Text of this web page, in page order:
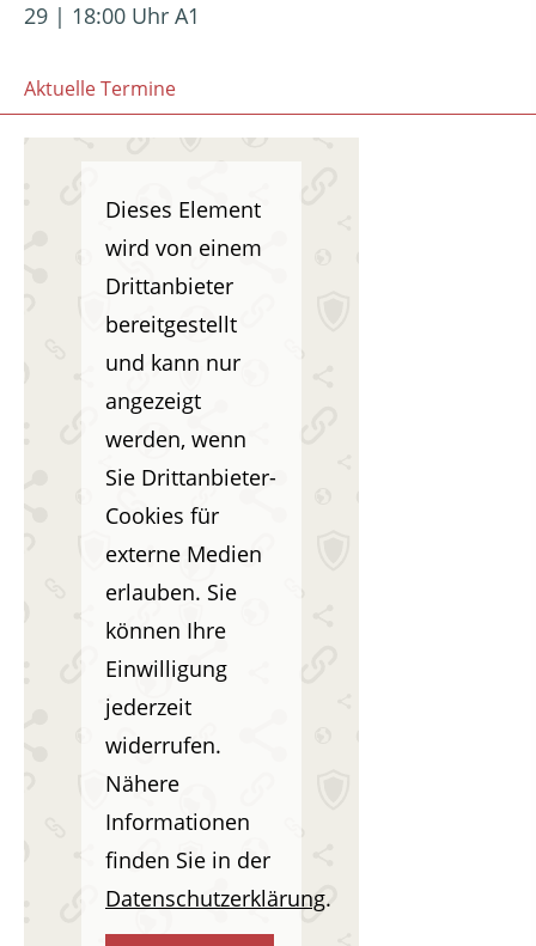
29 | 18:00 Uhr A1
Aktuelle Termine
Dieses Element
wird von einem
Drittanbieter
bereitgestellt
und kann nur
angezeigt
werden, wenn
Sie Drittanbieter-
Cookies für
externe Medien
erlauben. Sie
können Ihre
Einwilligung
jederzeit
widerrufen.
Nähere
Informationen
finden Sie in der
Datenschutzerklärung.